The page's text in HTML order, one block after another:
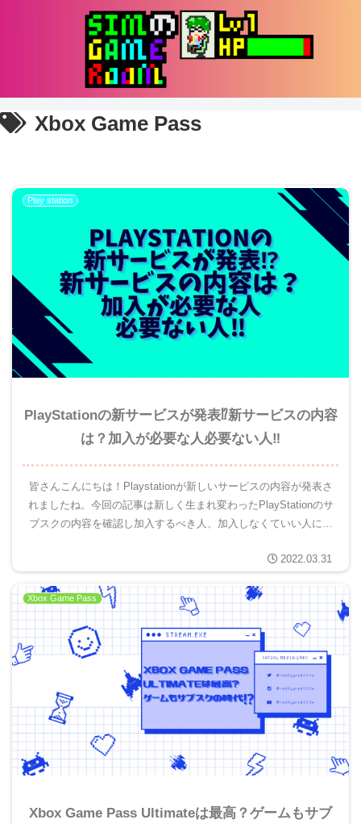
Xbox Game Pass
Play station
PlayStationの新サービスが発表⁉新サービスの内容
は？加入が必要な人必要ない人‼
皆さんこんにちは！Playstationが新しいサービスの内容が発表さ
れましたね。今回の記事は新しく生まれ変わったPlayStationのサ
ブスクの内容を確認し加入するべき人、加入しなくていい人につ
2022.03.31
Xbox Game Pass
Xbox Game Pass Ultimateは最高？ゲームもサブ